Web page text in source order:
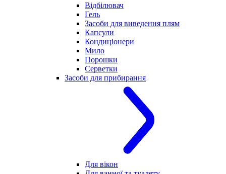
Відбілювач
Гель
Засоби для виведення плям
Капсули
Кондиціонери
Мило
Порошки
Серветки
Засоби для прибирання
Для вікон